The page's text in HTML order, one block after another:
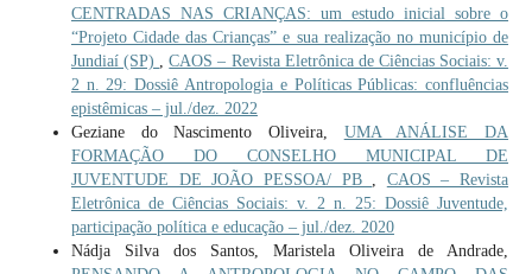
CENTRADAS NAS CRIANÇAS: um estudo inicial sobre o
“Projeto Cidade das Crianças” e sua realização no município de
Jundiaí (SP)
,CAOS – Revista Eletrônica de Ciências Sociais: v.
2 n. 29: Dossiê Antropologia e Políticas Públicas: confluências
epistêmicas – jul./dez. 2022
Geziane do Nascimento Oliveira, UMA ANÁLISE DA
FORMAÇÃO DO CONSELHO MUNICIPAL DE
JUVENTUDE DE JOÃO PESSOA/ PB
CAOS – Revista
Eletrônica de Ciências Sociais: v. 2 n. 25: Dossiê Juventude,
participação política e educação – jul./dez. 2020
Nádja Silva dos Santos, Maristela Oliveira de Andrade,